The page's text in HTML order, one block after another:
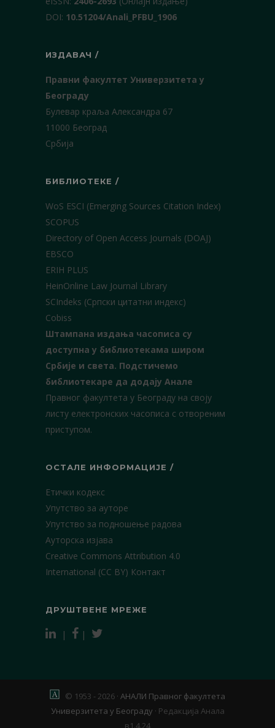
DOI: 10.51204/Anali_PFBU_1906
ИЗДАВАЧ /
Правни факултет Универзитета у
Београду
Булевар краља Александра 67
11000 Београд
Србија
БИБЛИОТЕКЕ /
WoS ESCI (Emerging Sources Citation Index)
SCOPUS
Directory of Open Access Journals (DOAJ)
EBSCO
ERIH PLUS
HeinOnline Law Journal Library
SCIndeks (Српски цитатни индекс)
Cobiss
Штампана издања часописа су
доступна у библиотекама широм
Србије и света. Подстичемо
библиотекаре да додају Анале
Правног факултета у Београду на своју
листу електронских часописа с отвореним
приступом.
ОСТАЛЕ ИНФОРМАЦИЈЕ /
Етички кодекс
Упутство за ауторе
Упутство за подношење радова
Ауторска изјава
Creative Commons Attribution 4.0
International (CC BY) Контакт
ДРУШТВЕНЕ МРЕЖЕ
| |
© 1953 - 2026 · АНАЛИ Правног факултета
Универзитета у Београду · Редакција Анала
в1.4.24